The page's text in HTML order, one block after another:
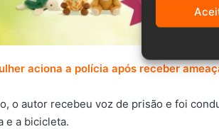
aciona a polícia após receber
o autor recebeu voz de prisão e foi
e a bicicleta.